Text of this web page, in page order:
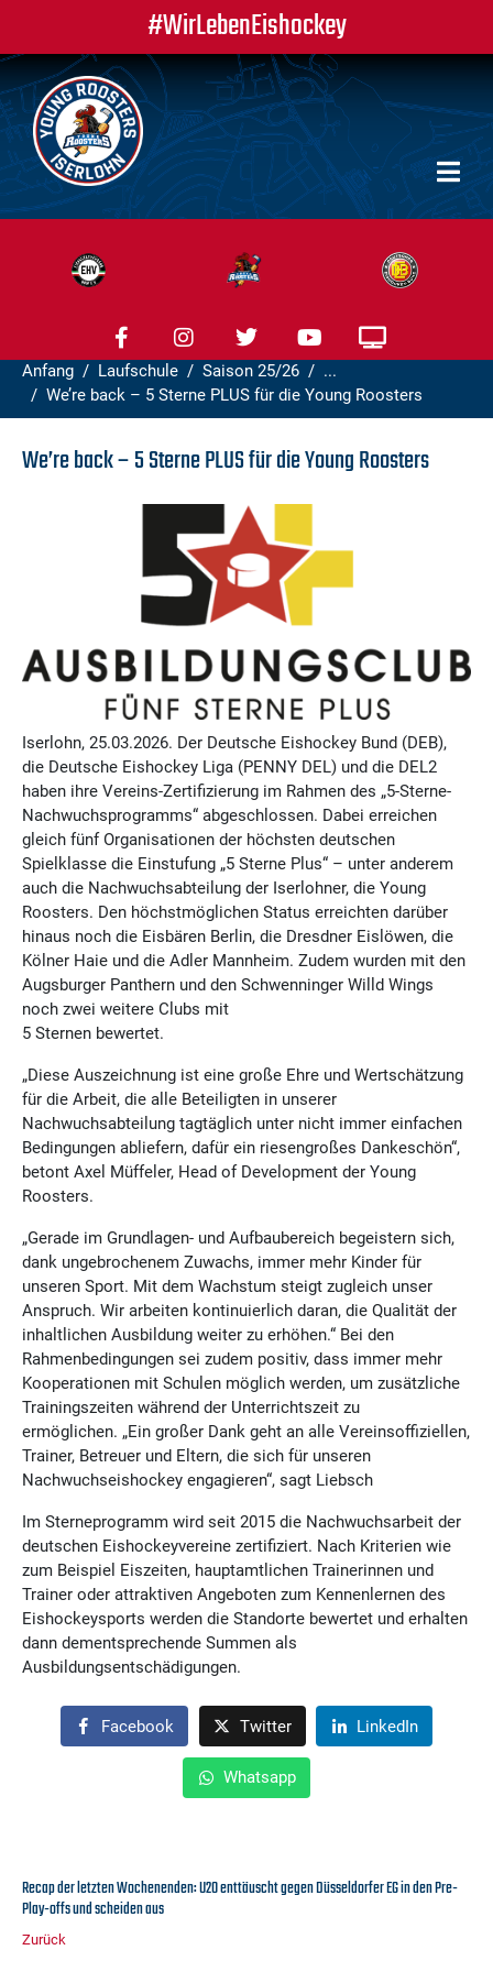
#WirLebenEishockey
Anfang Laufschule Saison 25/26
...
We’re back – 5 Sterne PLUS für die Young Roosters
We’re back – 5 Sterne PLUS für die Young Roosters
Iserlohn, 25.03.2026. Der Deutsche Eishockey Bund (DEB),
die Deutsche Eishockey Liga (PENNY DEL) und die DEL2
haben ihre Vereins-Zertifizierung im Rahmen des „5-Sterne-
Nachwuchsprogramms“ abgeschlossen. Dabei erreichen
gleich fünf Organisationen der höchsten deutschen
Spielklasse die Einstufung „5 Sterne Plus“ – unter anderem
auch die Nachwuchsabteilung der Iserlohner, die Young
Roosters. Den höchstmöglichen Status erreichten darüber
hinaus noch die Eisbären Berlin, die Dresdner Eislöwen, die
Kölner Haie und die Adler Mannheim. Zudem wurden mit den
Augsburger Panthern und den Schwenninger Willd Wings
noch zwei weitere Clubs mit
5 Sternen bewertet.
„Diese Auszeichnung ist eine große Ehre und Wertschätzung
für die Arbeit, die alle Beteiligten in unserer
Nachwuchsabteilung tagtäglich unter nicht immer einfachen
Bedingungen abliefern, dafür ein riesengroßes Dankeschön“,
betont Axel Müffeler, Head of Development der Young
Roosters.
„Gerade im Grundlagen- und Aufbaubereich begeistern sich,
dank ungebrochenem Zuwachs, immer mehr Kinder für
unseren Sport. Mit dem Wachstum steigt zugleich unser
Anspruch. Wir arbeiten kontinuierlich daran, die Qualität der
inhaltlichen Ausbildung weiter zu erhöhen.“ Bei den
Rahmenbedingungen sei zudem positiv, dass immer mehr
Kooperationen mit Schulen möglich werden, um zusätzliche
Trainingszeiten während der Unterrichtszeit zu
ermöglichen. „Ein großer Dank geht an alle Vereinsoffiziellen,
Trainer, Betreuer und Eltern, die sich für unseren
Nachwuchseishockey engagieren“, sagt Liebsch
Im Sterneprogramm wird seit 2015 die Nachwuchsarbeit der
deutschen Eishockeyvereine zertifiziert. Nach Kriterien wie
zum Beispiel Eiszeiten, hauptamtlichen Trainerinnen und
Trainer oder attraktiven Angeboten zum Kennenlernen des
Eishockeysports werden die Standorte bewertet und erhalten
dann dementsprechende Summen als
Ausbildungsentschädigungen.
Facebook Twitter LinkedIn
Whatsapp
Recap der letzten Wochenenden: U20 enttäuscht gegen Düsseldorfer EG in den Pre-
Play-offs und scheiden aus
Zurück